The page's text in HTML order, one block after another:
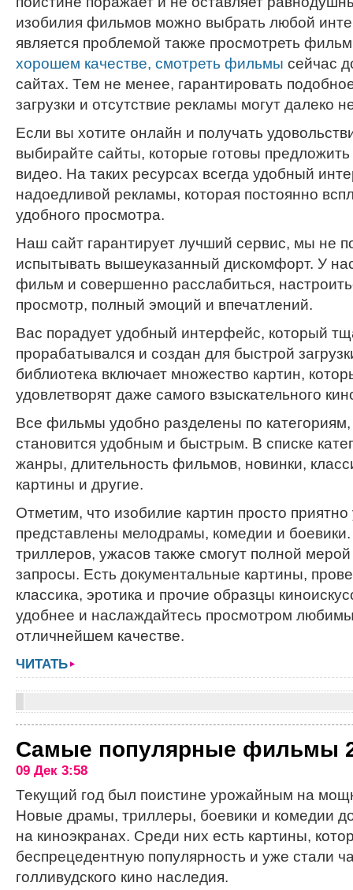
изобилия фильмов можно выбрать любой
является проблемой также просмотреть
хорошем качестве, смотреть фильмы сейчас
сайтах. Тем не менее, гарантировать
загрузки и отсутствие рекламы могут далеко
Если вы хотите онлайн и получать
выбирайте сайты, которые готовы предложить
видео. На таких ресурсах всегда удобный
надоедливой рекламы, которая постоянно
удобного просмотра.
Наш сайт гарантирует лучший сервис, мы не
испытывать вышеуказанный дискомфорт. У
фильм и совершенно расслабиться,
просмотр, полный эмоций и впечатлений.
Вас порадует удобный интерфейс, который
прорабатывался и создан для быстрой
библиотека включает множество картин,
удовлетворят даже самого взыскательного
Все фильмы удобно разделены по категориям,
становится удобным и быстрым. В списке
жанры, длительность фильмов, новинки,
картины и другие.
Отметим, что изобилие картин просто приятно
представлены мелодрамы, комедии и
триллеров, ужасов также смогут полной
запросы. Есть документальные картины,
классика, эротика и прочие образцы
удобнее и наслаждайтесь просмотром
отличнейшем качестве.
ЧИТАТЬ
Самые популярные фильмы
09 Дек 3:58
Текущий год был поистине урожайным на
Новые драмы, триллеры, боевики и комедии
на киноэкранах. Среди них есть картины,
беспрецедентную популярность и уже стали
голливудского кино наследия.